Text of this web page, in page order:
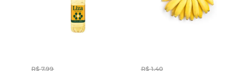
R$ 7,99 R$ 1,40